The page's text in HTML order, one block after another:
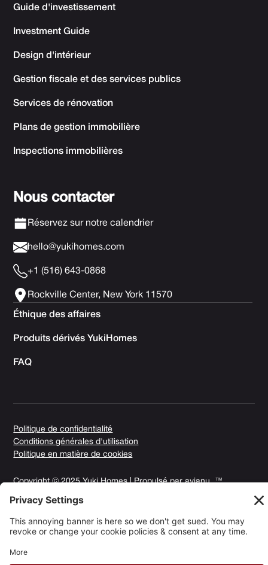
Guide d'investissement
Investment Guide
Design d'intérieur
Gestion fiscale et des services publics
Services de rénovation
Plans de gestion immobilière
Inspections immobilières
Nous contacter
Réservez sur notre calendrier
hello@yukihomes.com
+1 (516) 643-0868
Rockville Center, New York 11570
Éthique des affaires
Produits dérivés YukiHomes
FAQ
Copyright © 2025 Yuki Homes | Propulsé paravianu. ™
Politique de confidentialité
Conditions générales d'utilisation
Politique en matière de cookies